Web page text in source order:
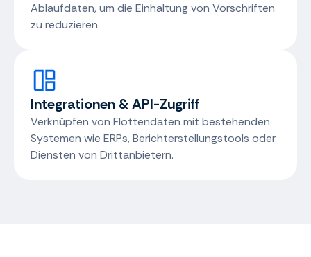
Ablaufdaten, um die Einhaltung von Vorschriften
zu reduzieren.
Integrationen & API-Zugriff
Verknüpfen von Flottendaten mit bestehenden
Systemen wie ERPs, Berichterstellungstools oder
Diensten von Drittanbietern.